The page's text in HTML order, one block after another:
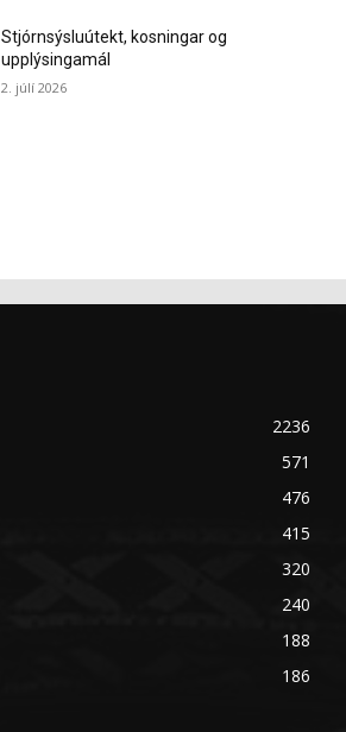
Stjórnsýsluútekt, kosningar og
upplýsingamál
2. júlí 2026
2236
571
476
415
320
240
188
186